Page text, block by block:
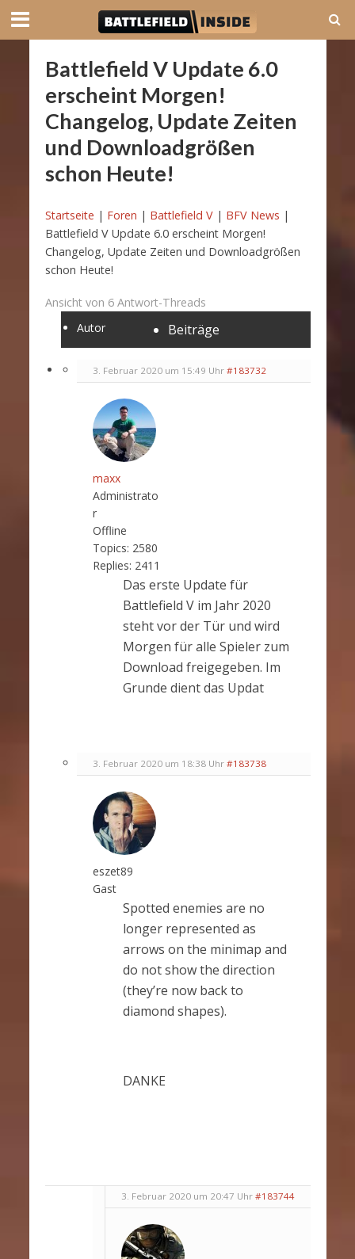
Battlefield V Update 6.0
erscheint Morgen!
Changelog, Update Zeiten
und Downloadgrößen
schon Heute!
Startseite | Foren | Battlefield V | BFV News |
Battlefield V Update 6.0 erscheint Morgen!
Changelog, Update Zeiten und Downloadgrößen
schon Heute!
Ansicht von 6 Antwort-Threads
Autor
Beiträge
3. Februar 2020 um 15:49 Uhr #183732
maxx
Administrato
r
Offline
Topics: 2580
Replies: 2411
Das erste Update für
Battlefield V im Jahr 2020
steht vor der Tür und wird
Morgen für alle Spieler zum
Download freigegeben. Im
Grunde dient das Updat
3. Februar 2020 um 18:38 Uhr #183738
eszet89
Gast
Spotted enemies are no
longer represented as
arrows on the minimap and
do not show the direction
(they’re now back to
diamond shapes).
DANKE
3. Februar 2020 um 20:47 Uhr #183744